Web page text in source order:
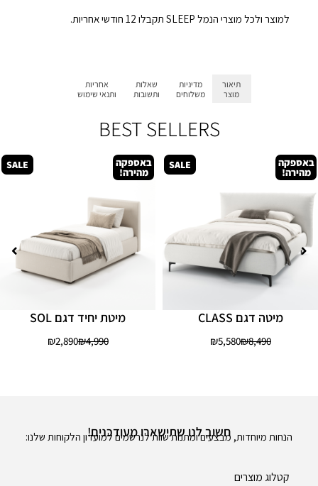
תיאור
מוצר
מדיניות
משלוחים
שאלות
ותשובות
אחריות
ותנאי שימוש
למוצר ולכל מוצרי הנמל SLEEP תקבלו 12 חודשי אחריות.
BEST SELLERS
מיטה דגם CLASS
₪8,490
₪5,580
SALE באספקה
מהירה!
מיטת יחיד דגם SOL
₪4,990
₪2,890
SALE באספקה
מהירה!
קטלוג מוצרים
חשוב לנו שתישארו מעודכנים!
הנחות מיוחדות, מבצעים ומתנות שוות לנרשמים למועדון הלקוחות שלנו: